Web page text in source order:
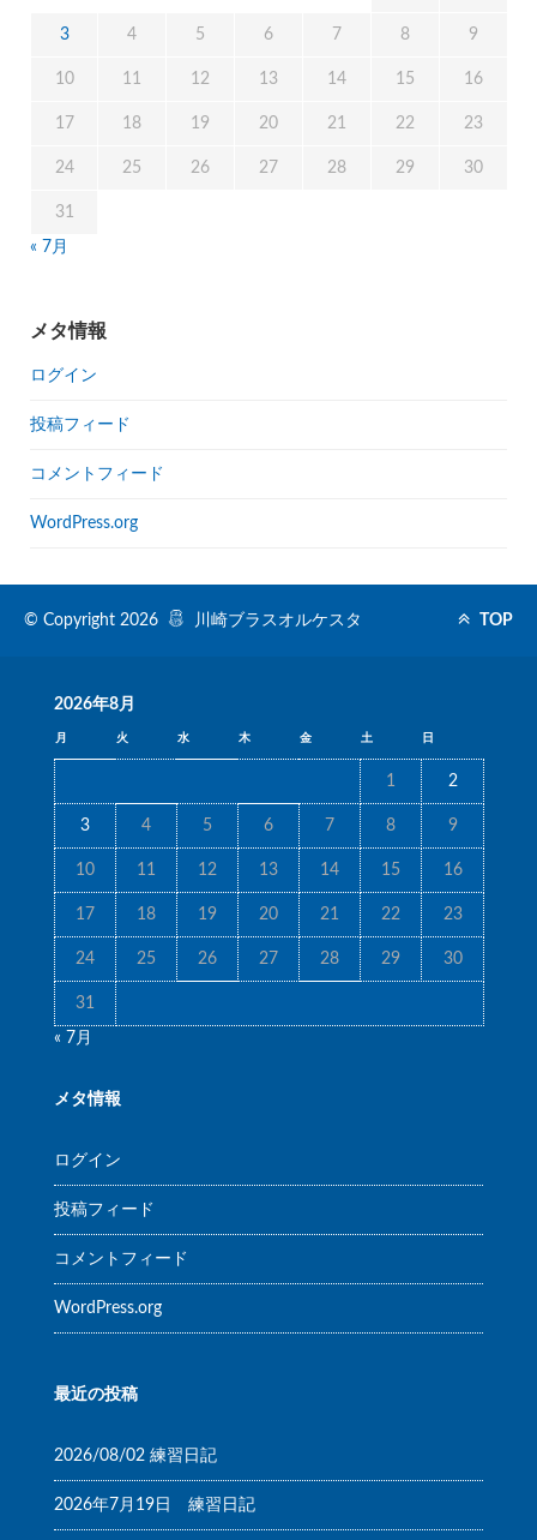
3 4 5 6 7 8 9
10 11 12 13 14 15 16
17 18 19 20 21 22 23
24 25 26 27 28 29 30
31
« 7月
メタ情報
ログイン
投稿フィード
コメントフィード
WordPress.org
© Copyright 2026 川崎ブラスオルケスタ TOP
2026年8月
月 火 水 木 金 土 日
1 2
3 4 5 6 7 8 9
10 11 12 13 14 15 16
17 18 19 20 21 22 23
24 25 26 27 28 29 30
31
« 7月
メタ情報
ログイン
投稿フィード
コメントフィード
WordPress.org
最近の投稿
2026/08/02 練習日記
2026年7月19日 練習日記